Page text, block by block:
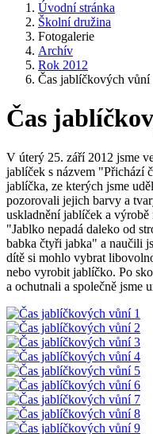
Úvodní stránka
Školní družina
Fotogalerie
Archív
Rok 2012
Čas jablíčkových vůní
Čas
V úterý 25. září 2012 jsme
jablíček s názvem "Přichází
jablíčka, ze kterých jsme
pozorovali jejich barvy a
uskladnění jablíček a
"Jablko nepadá daleko od
babka čtyři jabka" a naučili
dítě si mohlo vybrat
nebo vyrobit jablíčko. Po
a ochutnali a společně jsme